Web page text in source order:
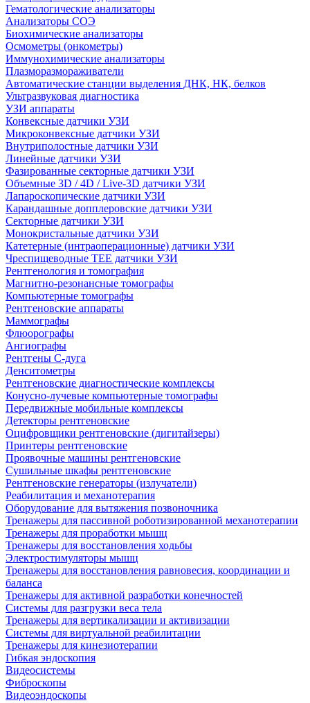
Гематологические анализаторы
Анализаторы СОЭ
Биохимические анализаторы
Осмометры (онкометры)
Иммунохимические анализаторы
Плазморазмораживатели
Автоматические станции выделения ДНК, НК, белков
Ультразвуковая диагностика
УЗИ аппараты
Конвексные датчики УЗИ
Микроконвексные датчики УЗИ
Внутриполостные датчики УЗИ
Линейные датчики УЗИ
Фазированные секторные датчики УЗИ
Объемные 3D / 4D / Live-3D датчики УЗИ
Лапароскопические датчики УЗИ
Карандашные допплеровские датчики УЗИ
Секторные датчики УЗИ
Монокристальные датчики УЗИ
Катетерные (интраоперационные) датчики УЗИ
Чреспищеводные TEE датчики УЗИ
Рентгенология и томография
Магнитно-резонансные томографы
Компьютерные томографы
Рентгеновские аппараты
Маммографы
Флюорографы
Ангиографы
Рентгены С-дуга
Денситометры
Рентгеновские диагностические комплексы
Конусно-лучевые компьютерные томографы
Передвижные мобильные комплексы
Детекторы рентгеновские
Оцифровщики рентгеновские (дигитайзеры)
Принтеры рентгеновские
Проявочные машины рентгеновские
Сушильные шкафы рентгеновские
Рентгеновские генераторы (излучатели)
Реабилитация и механотерапия
Оборудование для вытяжения позвоночника
Тренажеры для пассивной роботизированной механотерапии
Тренажеры для проработки мышц
Тренажеры для восстановления ходьбы
Электростимуляторы мышц
Тренажеры для восстановления равновесия, координации и
баланса
Тренажеры для активной разработки конечностей
Системы для разгрузки веса тела
Тренажеры для вертикализации и активизации
Системы для виртуальной реабилитации
Тренажеры для кинезиотерапии
Гибкая эндоскопия
Видеосистемы
Фиброскопы
Видеоэндоскопы